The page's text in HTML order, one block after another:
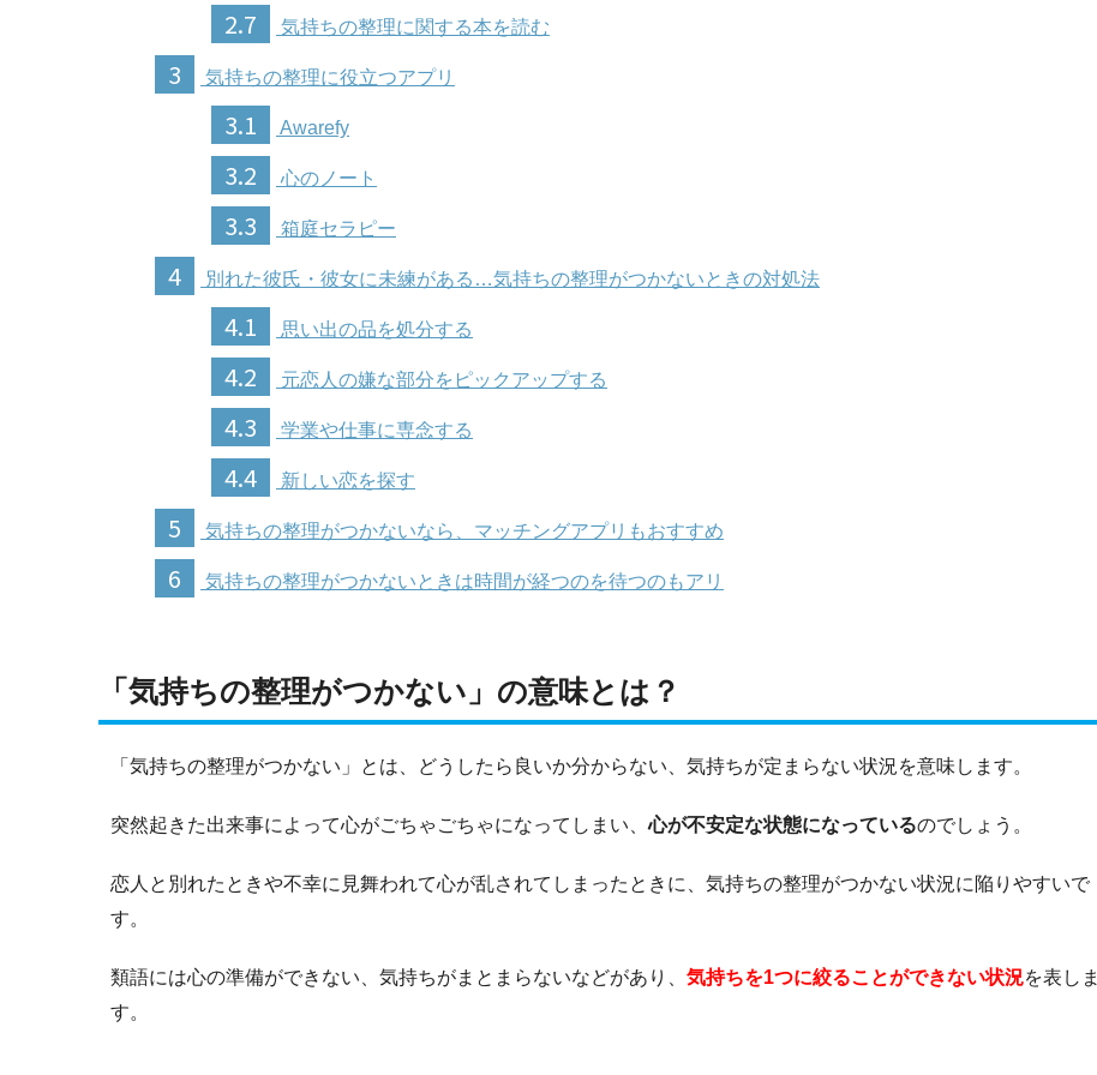
2.7 気持ちの整理に関する本を読む
3 気持ちの整理に役立つアプリ
3.1 Awarefy
3.2 心のノート
3.3 箱庭セラピー
4 別れた彼氏・彼女に未練がある…気持ちの整理がつかないときの対処法
4.1 思い出の品を処分する
4.2 元恋人の嫌な部分をピックアップする
4.3 学業や仕事に専念する
4.4 新しい恋を探す
5 気持ちの整理がつかないなら、マッチングアプリもおすすめ
6 気持ちの整理がつかないときは時間が経つのを待つのもアリ
「気持ちの整理がつかない」の意味とは？
「気持ちの整理がつかない」とは、どうしたら良いか分からない、気持ちが定まらない状況を意味します。
突然起きた出来事によって心がごちゃごちゃになってしまい、心が不安定な状態になっているのでしょう。
恋人と別れたときや不幸に見舞われて心が乱されてしまったときに、気持ちの整理がつかない状況に陥りやすいで
す。
類語には心の準備ができない、気持ちがまとまらないなどがあり、 気持ちを1つに絞ることができない状況を表しま
す。